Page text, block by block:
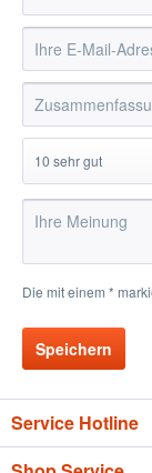
Die mit einem *
Speichern
Service Hotline